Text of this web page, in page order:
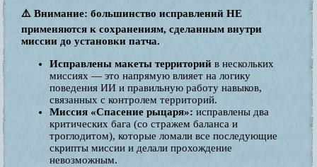
⚠️ Внимание: большинство исправлений НЕ
применяются к сохранениям, сделанным внутри
миссии до установки патча.
Исправлены макеты территорий в нескольких
миссиях — это напрямую влияет на логику
поведения ИИ и правильную работу навыков,
связанных с контролем территорий.
Миссия «Спасение рыцаря»: исправлены два
критических бага (со стражем баланса и
троглодитом), которые ломали все последующие
скрипты миссии и делали прохождение
невозможным.